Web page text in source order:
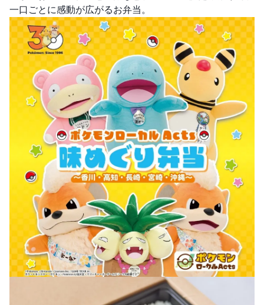
一口ごとに感動が広がるお弁当。